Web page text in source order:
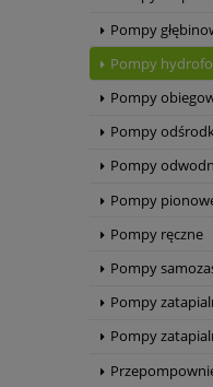
Pompy
Pompy
Pompy
Pompy
Pompy
Pompy
Pompy ręczne
Pompy
Pompy
Pompy